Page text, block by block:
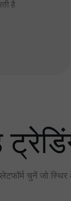
है
चुनें जो स्थिर